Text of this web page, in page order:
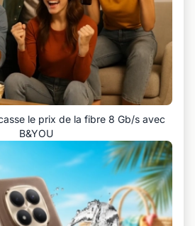
le prix de la fibre 8 Gb/s avec
B&YOU